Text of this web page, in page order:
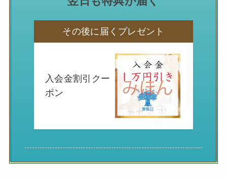
その後に届くプレゼント
入会金割引クー
ポン